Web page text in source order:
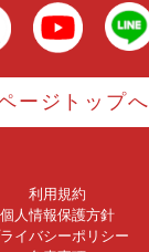
ージトップへ
利用規約
個人情報保護方針
イバシーポリシー